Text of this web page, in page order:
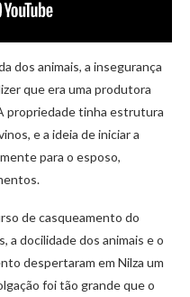
dos animais, a insegurança
que era uma produtora
propriedade tinha estrutura
e a ideia de iniciar a
para o esposo,
de casqueamento do
a docilidade dos animais e o
despertaram em Nilza um
foi tão grande que o